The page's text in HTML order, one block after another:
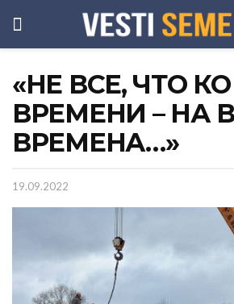
«НЕ ВСЕ, ЧТО КО
ВРЕМЕНИ – НА
ВРЕМЕНА…»
19.09.2022